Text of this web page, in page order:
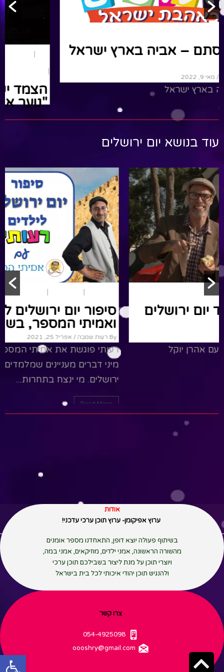
פתח
שלומי וסתם – אביה בארץ ישראל
By שלומי לניאדו
שלומי ואביה בארץ ישראל
Read More
עוד בנושא יום ירושלים
זום ירושלמי – לכבוד יום ירושלים
זום ירושלמי - תקציר 10 דקותעם אהרן יוקל
אודות
ערוץ אפיקומן- ערוץ תוכן ערכי עדכני!
בשיתוף פעולה יוצא דופן, התאחדנו מספר אומנים
מהשורה הראשונה, אמני ילדים, מוזיקאים, אמני במה,
ויוצרי תוכן על מנת ליצור בשבילכם תוכן ערכי
ולהנגיש תוכן יהודי איכותי לכל בית בישראל
צרו קשר
054-4925098
oooshry@gmail.com
גלילה